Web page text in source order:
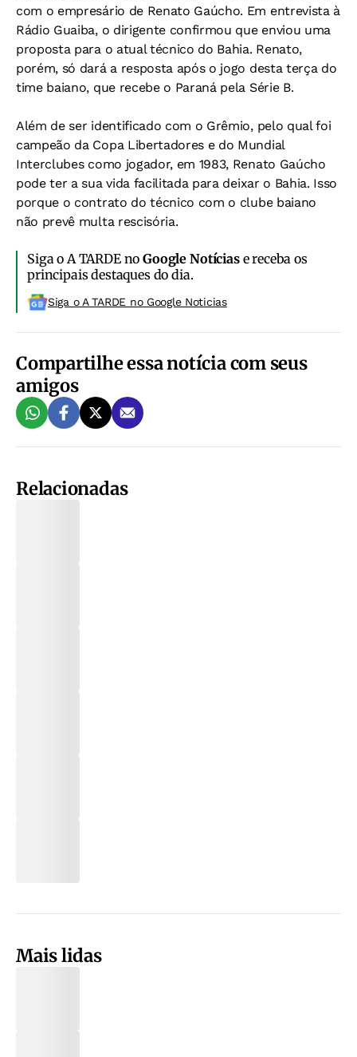
com o empresário de Renato Gaúcho. Em entrevista à
Rádio Guaiba, o dirigente confirmou que enviou uma
proposta para o atual técnico do Bahia. Renato,
porém, só dará a resposta após o jogo desta terça do
time baiano, que recebe o Paraná pela Série B.
Além de ser identificado com o Grêmio, pelo qual foi
campeão da Copa Libertadores e do Mundial
Interclubes como jogador, em 1983, Renato Gaúcho
pode ter a sua vida facilitada para deixar o Bahia. Isso
porque o contrato do técnico com o clube baiano
não prevê multa rescisória.
Siga o A TARDE noGoogle Notíciase receba os
principais destaques do dia.
Siga o A TARDE no Google Noticias
Compartilhe essa notícia com seus
amigos
Relacionadas
Mais lidas